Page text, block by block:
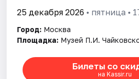
25 декабря 2026 • пятница •
Город: Москва
Площадка: Музей П.И.
Билеты со
на Kassir.ru